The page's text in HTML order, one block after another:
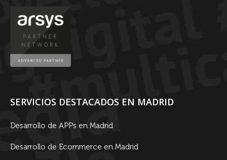
SERVICIOS DESTACADOS EN MADRID
Desarrollo de APPs en Madrid
Desarrollo de Ecommerce en Madrid